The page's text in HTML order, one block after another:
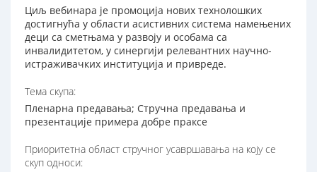
Циљ вебинара је промоција нових технолошких
достигнућа у области асистивних система намењених
деци са сметњама у развоју и особама са
инвалидитетом, у синергији релевантних научно-
истраживачких институција и привреде.
Тема скупа:
Пленарна предавања; Стручна предавања и
презентације примера добре праксе
Приоритетна област стручног усавршавања на коју се
скуп односи: